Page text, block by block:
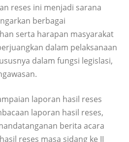
reses ini menjadi sarana
berbagai
serta harapan masyarakat
dalam pelaksanaan
dalam fungsi legislasi,
laporan hasil reses
laporan hasil reses,
berita acara
reses masa sidang ke II